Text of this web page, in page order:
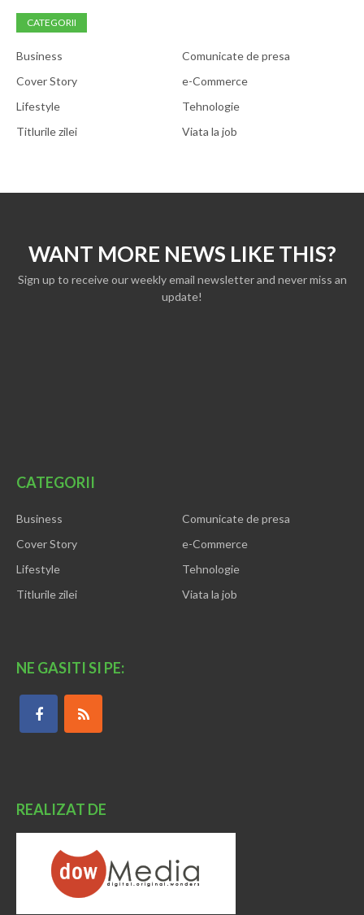
CATEGORII
Business
Comunicate de presa
Cover Story
e-Commerce
Lifestyle
Tehnologie
Titlurile zilei
Viata la job
WANT MORE NEWS LIKE THIS?
Sign up to receive our weekly email newsletter and never miss an
update!
CATEGORII
Business
Comunicate de presa
Cover Story
e-Commerce
Lifestyle
Tehnologie
Titlurile zilei
Viata la job
NE GASITI SI PE:
REALIZAT DE